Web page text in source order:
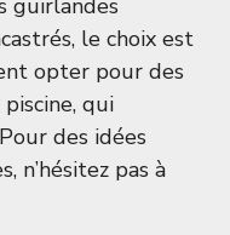
guirlandes
le choix est
opter pour des
qui
des idées
n’hésitez pas à